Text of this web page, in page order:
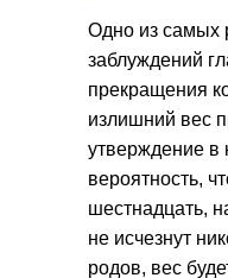
Одно из самых
заблуждений
прекращения
излишний вес
утверждение в
вероятность,
шестнадцать,
не исчезнут
родов, вес